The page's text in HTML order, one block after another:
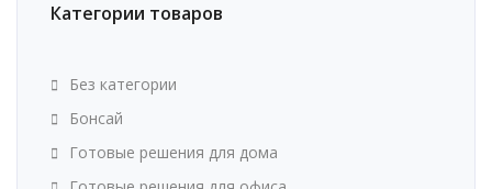
Категории товаров
Без категории
Бонсай
Готовые решения для дома